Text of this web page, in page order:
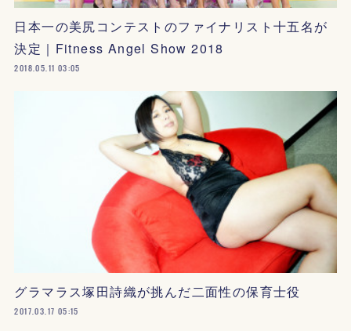
日本一の美尻コンテストのファイナリスト十五名が
決定｜Fitness Angel Show 2018
2018.05.11 03:05
グラマラス塚田詩織が挑んだ二面性の保育士役
2017.03.17 05:15